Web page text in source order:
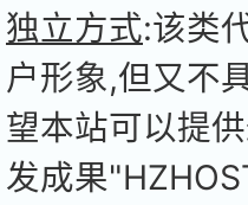
独立方式:该类
户形象,但又不
望本站可以提
发成果